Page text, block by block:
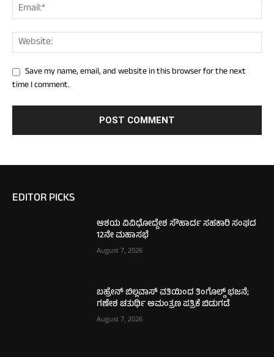
Save my name, email, and website in this browser for the next
time I comment.
EDITOR PICKS
ಆಶಯ ವಿವಿಧೋದ್ದೇಶ ಸೌಹಾರ್ದ ಸಹಕಾರಿ ಸಂಘದ
12ನೇ ಮಹಾಸಭೆ
August 7, 2026
ಬಹ್ರೇನ್ ಬಿಲ್ಲವಾಸ್ ವತಿಯಿಂದ ತಿಂಗೊಲ್ಡ್ ಭಜನೆ;
ಗಣೇಶ ಚತುರ್ಥಿ ಆಮಂತ್ರಣ ಪತ್ರಿಕೆ ಬಿಡುಗಡೆ
August 7, 2026